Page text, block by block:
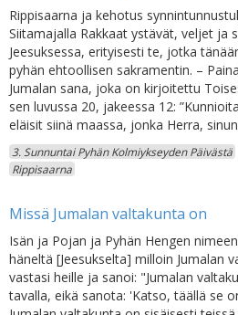
Rippisaarna ja kehotus
Siitamajalla Rakkaat ystävät, veljet ja
Jeesuksessa, erityisesti te, jotka
pyhän ehtoollisen sakramentin. –
Jumalan sana, joka on kirjoitettu
sen luvussa 20, jakeessa 12:
eläisit siinä maassa, jonka Herra, sinun
3. Sunnuntai Pyhän Kolmiykseyden Päivästä
Rippisaarna
Missä Jumalan valtakunta on
Isän ja Pojan ja Pyhän Hengen
häneltä [Jeesukselta] milloin Jumalan
vastasi heille ja sanoi: "Jumalan
tavalla, eikä sanota: 'Katso, täällä se